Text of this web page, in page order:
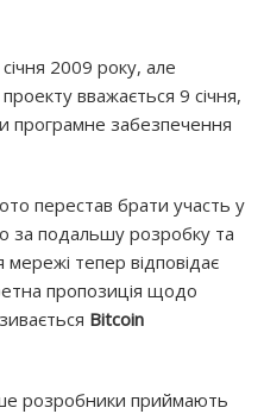
2009 року, але
вважається 9 січня,
програмне забезпечення
перестав брати участь у
за подальшу розробку та
тепер відповідає
пропозиція щодо
Bitcoin
розробники приймають